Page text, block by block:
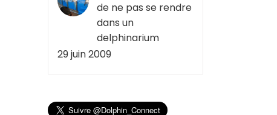
de ne pas se rendre
dans un
delphinarium
29 juin 2009